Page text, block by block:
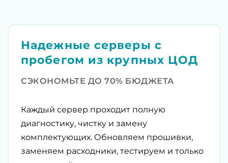
Надежные серверы с
пробегом из крупных ЦОД
СЭКОНОМЬТЕ ДО 70% БЮДЖЕТА
Каждый сервер проходит полную
диагностику, чистку и замену
комплектующих. Обновляем прошивки,
заменяем расходники, тестируем и только